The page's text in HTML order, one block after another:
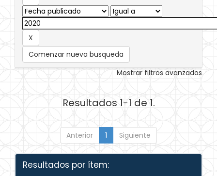
Comenzar nueva busqueda
Mostrar filtros avanzados
Resultados 1-1 de 1.
Anterior 1 Siguiente
Resultados por ítem: